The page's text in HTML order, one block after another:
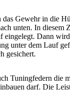
das Gewehr in die
unten. In diesem
eingelegt. Dann
unter dem Lauf
gesichert.
Tuningfedern die
darf. Die